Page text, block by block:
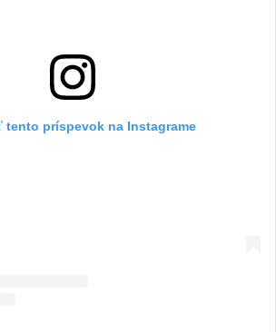
tento príspevok na Instagrame